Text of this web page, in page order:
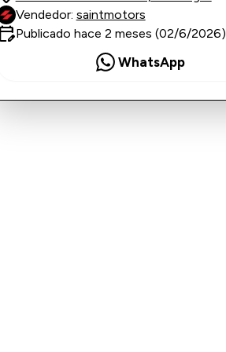
Vendedor: saintmotors
edit_calendarPublicado hace 2 meses (02/6/2026)
WhatsApp